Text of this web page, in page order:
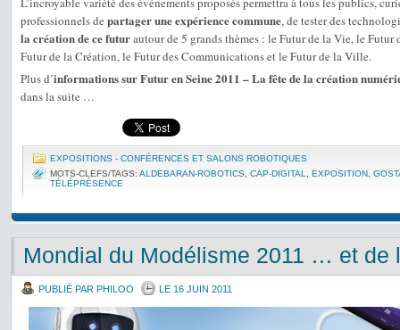
professionnels de partager une expérience commune, de tester des
la création de ce futurautour de 5 grands thèmes : le Futur de la Vie, le Futur
Futur de la Création, le Futur des Communications et le Futur de la Ville.
Plus d’informations sur Futur en Seine 2011 – La fête de la création
dans la suite …
EXPOSITIONS - CONFÉRENCES ET SALONS ROBOTIQUES
MOTS-CLEFS/TAGS: ALDEBARAN-ROBOTICS CAP-DIGITAL EXPOSITION
TÉLÉPRÉSENCE
Mondial du Modélisme 2011 … et de
PUBLIÉ PAR PHILOO LE 16 JUIN 2011